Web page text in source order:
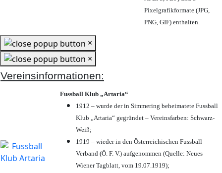
Pixelgrafikformate (JPG,
PNG, GIF) enthalten.
×
×
Vereinsinformationen:
Fussball Klub „Artaria“
1912 – wurde der in Simmering beheimatete Fussball
Klub „Artaria“ gegründet – Vereinsfarben: Schwarz-
Weiß;
1919 – wieder in den Österreichischen Fussball
Verband (Ö. F. V.) aufgenommen (Quelle: Neues
Wiener Tagblatt, vom 19.07.1919);